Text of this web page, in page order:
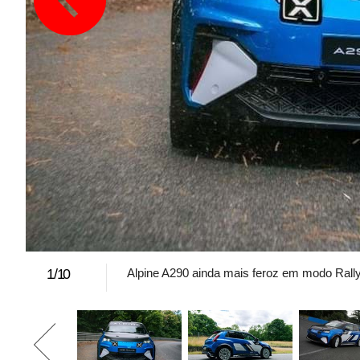
1/10 Alpine A290 ainda mais feroz em modo